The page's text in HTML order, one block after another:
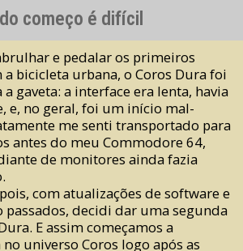
começo é difícil
e pedalar os primeiros
bicicleta urbana, o Coros Dura foi
gaveta: a interface era lenta, havia
e, no geral, foi um início mal-
me senti transportado para
antes do meu Commodore 64,
de monitores ainda fazia
com atualizações de software e
passados, decidi dar uma segunda
E assim começamos a
universo Coros logo após as